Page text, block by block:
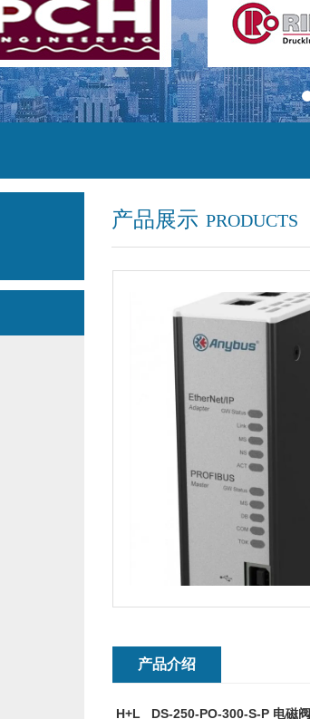
产品展示 PRODUCTS
产品介绍
H+L DS-250-PO-300-S-P 电磁阀